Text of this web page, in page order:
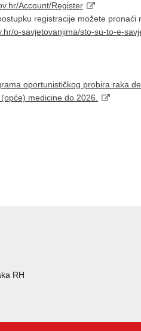
Account/Register
registracije možete pronaći
o-savjetovanjima/sto-su-to-e-
oportunističkog probira raka
medicine do 2026.
RH